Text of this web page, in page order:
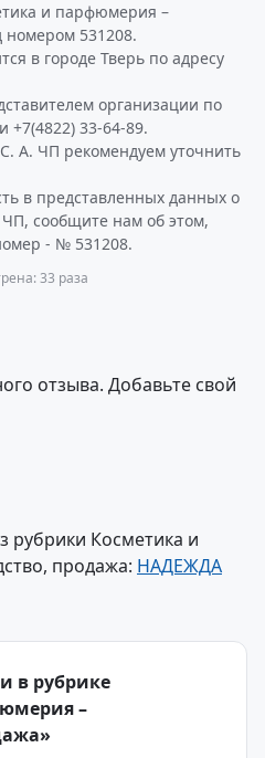
и парфюмерия –
номером 531208.
в городе Тверь по адресу
организации по
+7(4822) 33-64-89.
ЧП рекомендуем уточнить
в представленных данных о
сообщите нам об этом,
- № 531208.
33 раза
отзыва. Добавьте свой
рубрики Косметика и
продажа: НАДЕЖДА
в рубрике
–